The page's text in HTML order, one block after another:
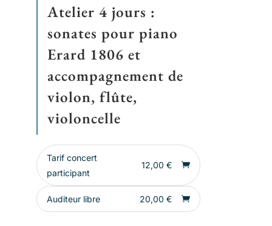
Atelier 4 jours :
sonates pour piano
Erard 1806 et
accompagnement de
violon, flûte,
violoncelle
Tarif concert
participant
12,00 €
Auditeur libre 20,00 €